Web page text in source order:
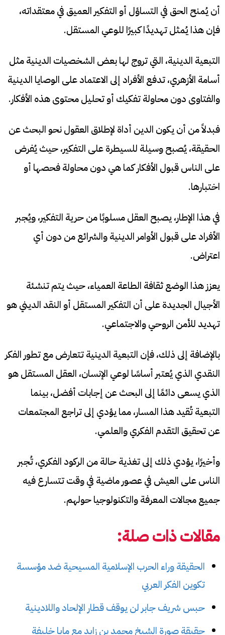
أن يُمنح الحق في التساؤل أو التفكير العميق في معتقداته،
فإن هذا يُمثل تهديدًا كبيرًا للوعي المستقل.
التبعية الدينية، التي تروج لها بعض الشخصيات الدينية مثل
أسامة الأزهري، تدفع الأفراد إلى الاعتماد على الوصايا الدينية
والفتاوى دون محاولة تفكيك أو تحليل محتوى هذه الأفكار.
فبدلاً من أن يكون الدين أداة لإطلاق العقول نحو البحث عن
الحقيقة، يُصبح وسيلة للسيطرة على التفكير، حيث يُفرض
على الناس قبول الأفكار كما هي دون محاولة فحصها أو
اختبارها.
في هذا الإطار، يصبح العقل مسلوبًا من حرية التفكير، ويُجبر
الأفراد على قبول الأوامر الدينية والشرائع من دون أي
اعتراض.
يعزز هذا الوضع ثقافة الطاعة العمياء، حيث يتم تنشئة
الأجيال الجديدة على أن التفكير المستقل أو النقد الديني هو
تهديد للأمن الروحي والاجتماعي.
بالإضافة إلى ذلك، فإن التبعية الدينية تتعارض مع تطور الفكر
النقدي الذي يُعتبر أساسًا لوعي الإنسان، العقل المستقل هو
الذي يسعى دائمًا إلى البحث عن إجابات أفضل، بينما
التبعية تُقيد هذا المسار، مما يؤدي إلى تراجع المجتمعات
عن تحقيق التقدم الفكري والعلمي.
وأخيرًا، يؤدي ذلك إلى تغذية حالة من الركود الفكري، تُجبر
الناس على العيش في عصور ماضية في وقت تتسارع فيه
جميع مجالات المعرفة والتكنولوجيا حولهم.
مقالات ذات صلة:
الحقيقة وراء الحرب الإسلامية المسيحية ضد مؤسسة
تكوين الفكر العربي
حبس شريف جابر لن يوقف قطار الإلحاد واللادينية
حقيقة صورة الشيخ محمد بن زايد مع مايا خليفة